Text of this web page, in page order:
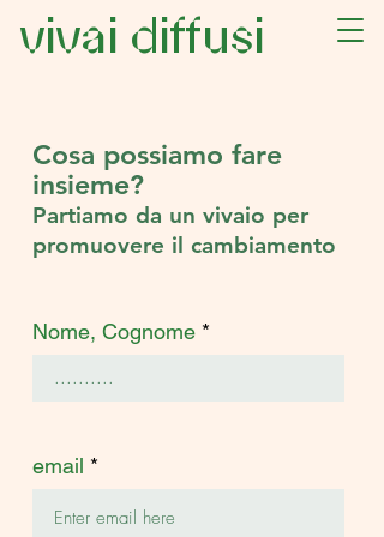
vivai diffusi
Cosa possiamo fare
insieme?
Partiamo da un vivaio per
promuovere il cambiamento
Nome, Cognome
email